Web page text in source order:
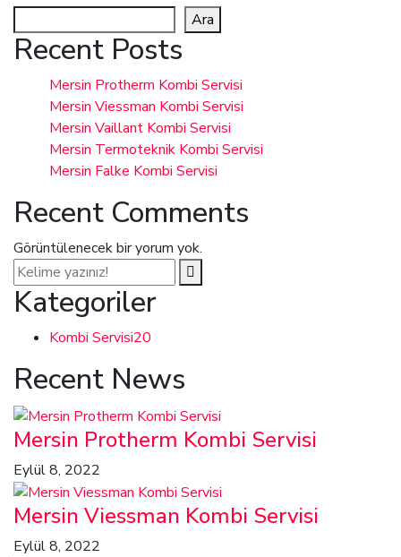
Ara
Recent Posts
Mersin Protherm Kombi Servisi
Mersin Viessman Kombi Servisi
Mersin Vaillant Kombi Servisi
Mersin Termoteknik Kombi Servisi
Mersin Falke Kombi Servisi
Recent Comments
Görüntülenecek bir yorum yok.
Kategoriler
Kombi Servisi20
Recent News
Mersin Protherm Kombi Servisi
Eylül 8, 2022
Mersin Viessman Kombi Servisi
Eylül 8, 2022